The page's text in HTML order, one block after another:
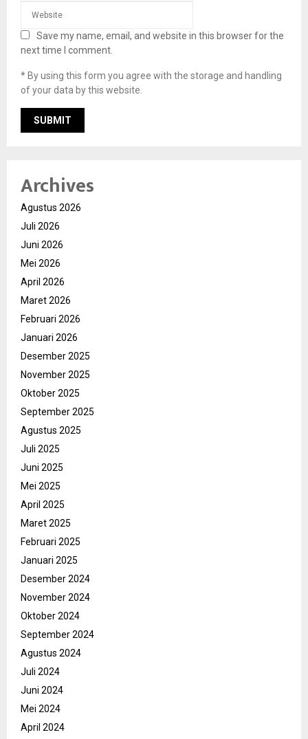
Save my name, email, and website in this browser for the
next time I comment.
* By using this form you agree with the storage and handling
of your data by this website.
Archives
Agustus 2026
Juli 2026
Juni 2026
Mei 2026
April 2026
Maret 2026
Februari 2026
Januari 2026
Desember 2025
November 2025
Oktober 2025
September 2025
Agustus 2025
Juli 2025
Juni 2025
Mei 2025
April 2025
Maret 2025
Februari 2025
Januari 2025
Desember 2024
November 2024
Oktober 2024
September 2024
Agustus 2024
Juli 2024
Juni 2024
Mei 2024
April 2024